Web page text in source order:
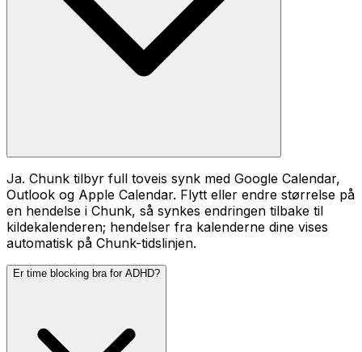
Ja. Chunk tilbyr full toveis synk med Google Calendar,
Outlook og Apple Calendar. Flytt eller endre størrelse på
en hendelse i Chunk, så synkes endringen tilbake til
kildekalenderen; hendelser fra kalenderne dine vises
automatisk på Chunk-tidslinjen.
Er time blocking bra for ADHD?